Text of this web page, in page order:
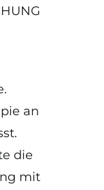
an
die
mit